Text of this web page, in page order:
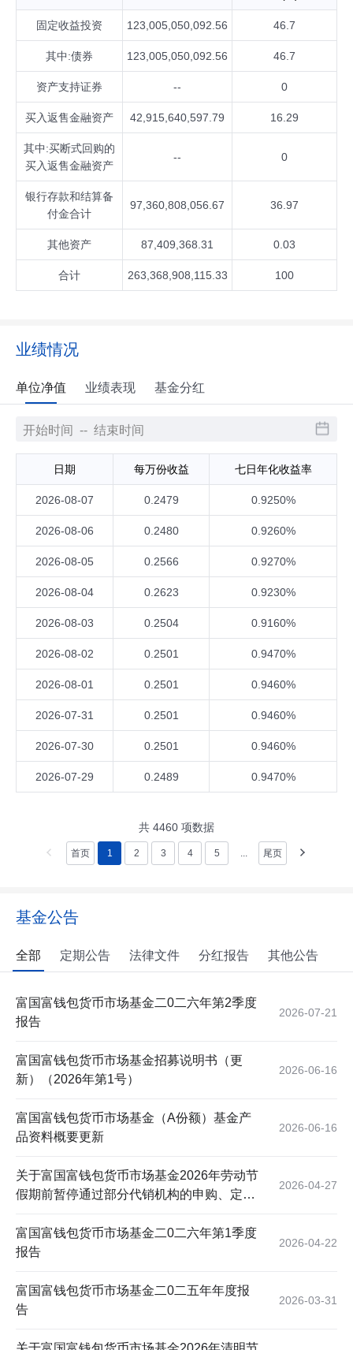
固定收益投资 123,005,050,092.56 46.7
其中:债券 123,005,050,092.56 46.7
资产支持证券 -- 0
买入返售金融资产 42,915,640,597.79 16.29
其中:买断式回购的
买入返售金融资产
-- 0
银行存款和结算备
付金合计
97,360,808,056.67 36.97
其他资产 87,409,368.31 0.03
合计 263,368,908,115.33 100
业绩情况
单位净值 业绩表现 基金分红
日期 每万份收益 七日年化收益率
2026-08-07 0.2479 0.9250%
2026-08-06 0.2480 0.9260%
2026-08-05 0.2566 0.9270%
2026-08-04 0.2623 0.9230%
2026-08-03 0.2504 0.9160%
2026-08-02 0.2501 0.9470%
2026-08-01 0.2501 0.9460%
2026-07-31 0.2501 0.9460%
2026-07-30 0.2501 0.9460%
2026-07-29 0.2489 0.9470%
共 4460 项数据
首页 1 2 3 4 5 ... 尾页
基金公告
全部 定期公告 法律文件 分红报告 其他公告
富国富钱包货币市场基金二0二六年第2季度
报告
2026-07-21
富国富钱包货币市场基金招募说明书（更
新）（2026年第1号）
2026-06-16
富国富钱包货币市场基金（A份额）基金产
品资料概要更新
2026-06-16
关于富国富钱包货币市场基金2026年劳动节
假期前暂停通过部分代销机构的申购、定期
2026-04-27
富国富钱包货币市场基金二0二六年第1季度
报告
2026-04-22
富国富钱包货币市场基金二0二五年年度报
告
2026-03-31